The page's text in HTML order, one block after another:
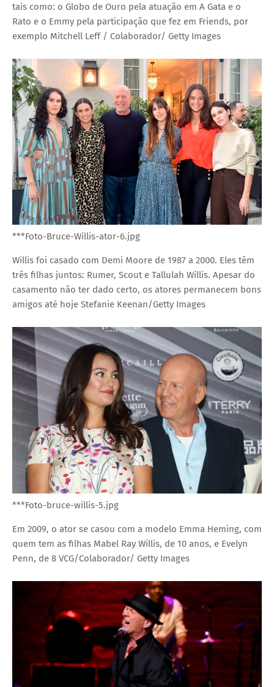
tais como: o Globo de Ouro pela atuação em A Gata e o
Rato e o Emmy pela participação que fez em Friends, por
exemplo Mitchell Leff / Colaborador/ Getty Images
***Foto-Bruce-Willis-ator-6.jpg
Willis foi casado com Demi Moore de 1987 a 2000. Eles têm
três filhas juntos: Rumer, Scout e Tallulah Willis. Apesar do
casamento não ter dado certo, os atores permanecem bons
amigos até hoje Stefanie Keenan/Getty Images
***Foto-bruce-willis-5.jpg
Em 2009, o ator se casou com a modelo Emma Heming, com
quem tem as filhas Mabel Ray Willis, de 10 anos, e Evelyn
Penn, de 8 VCG/Colaborador/ Getty Images